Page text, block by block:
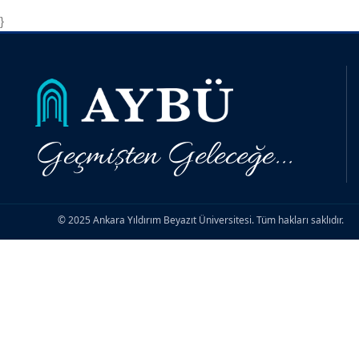
}
Geçmişten Geleceğe...
© 2025 Ankara Yıldırım Beyazıt Üniversitesi. Tüm hakları saklıdır.